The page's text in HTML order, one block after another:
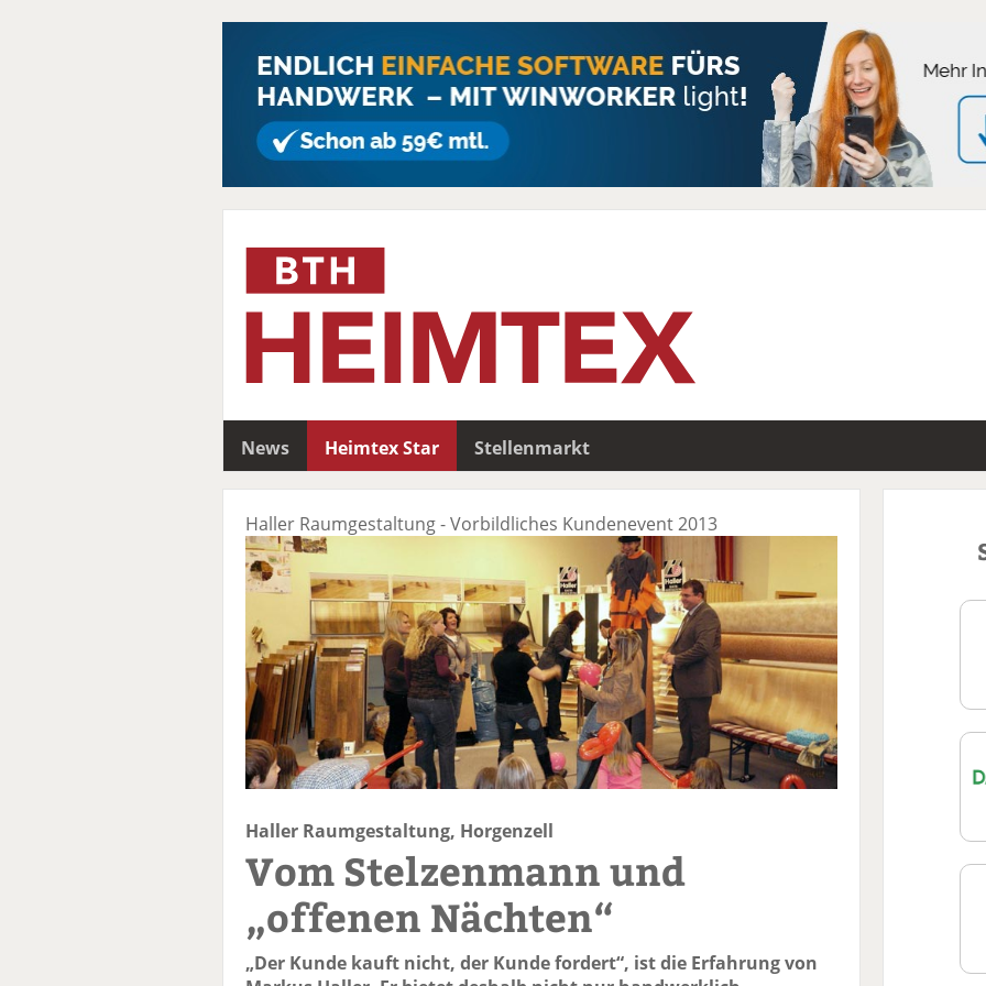
News Heimtex Star
Stellenmarkt
Haller Raumgestaltung - Vorbildliches Kundenevent 2013
Haller Raumgestaltung, Horgenzell
Vom Stelzenmann und
„offenen Nächten“
„Der Kunde kauft nicht, der Kunde fordert“, ist die Erfahrung von